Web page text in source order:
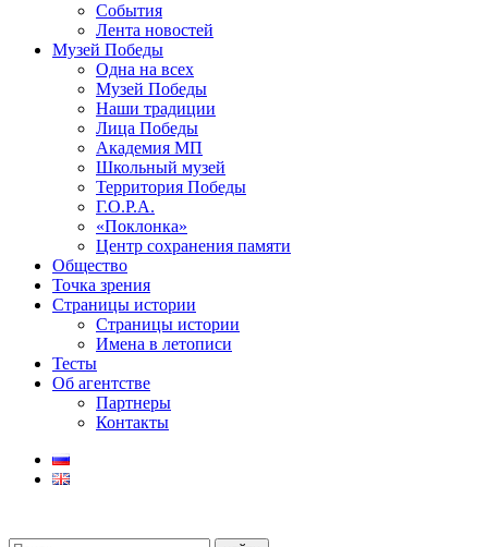
События
Лента новостей
Музей Победы
Одна на всех
Музей Победы
Наши традиции
Лица Победы
Академия МП
Школьный музей
Территория Победы
Г.О.Р.А.
«Поклонка»
Центр сохранения памяти
Общество
Точка зрения
Страницы истории
Страницы истории
Имена в летописи
Тесты
Об агентстве
Партнеры
Контакты